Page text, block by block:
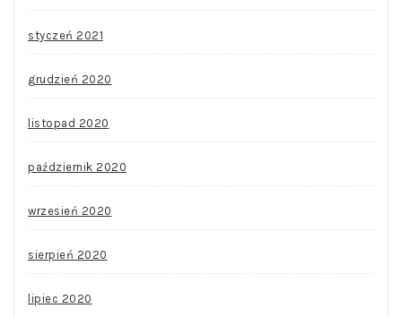
styczeń 2021
grudzień 2020
listopad 2020
październik 2020
wrzesień 2020
sierpień 2020
lipiec 2020